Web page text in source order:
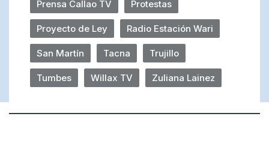
Prensa Callao TV Protestas
Proyecto de Ley Radio Estación Wari
San Martín Tacna Trujillo
Tumbes Willax TV Zuliana Lainez